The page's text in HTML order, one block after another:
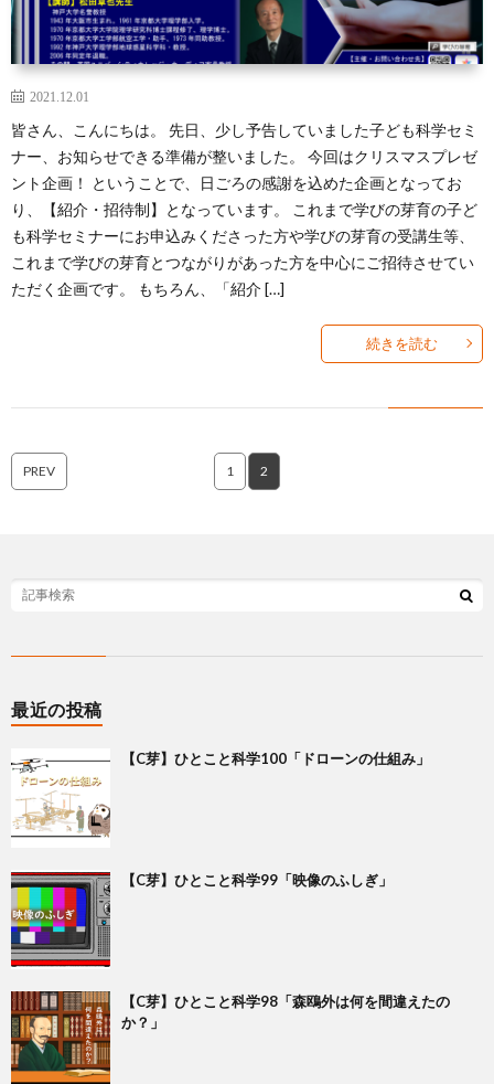
2021.12.01
皆さん、こんにちは。 先日、少し予告していました子ども科学セミ
ナー、お知らせできる準備が整いました。 今回はクリスマスプレゼ
ント企画！ ということで、日ごろの感謝を込めた企画となってお
り、【紹介・招待制】となっています。 これまで学びの芽育の子ど
も科学セミナーにお申込みくださった方や学びの芽育の受講生等、
これまで学びの芽育とつながりがあった方を中心にご招待させてい
ただく企画です。 もちろん、「紹介 […]
続きを読む
PREV 1 2
最近の投稿
【C芽】ひとこと科学100「ドローンの仕組み」
【C芽】ひとこと科学99「映像のふしぎ」
【C芽】ひとこと科学98「森鴎外は何を間違えたの
か？」